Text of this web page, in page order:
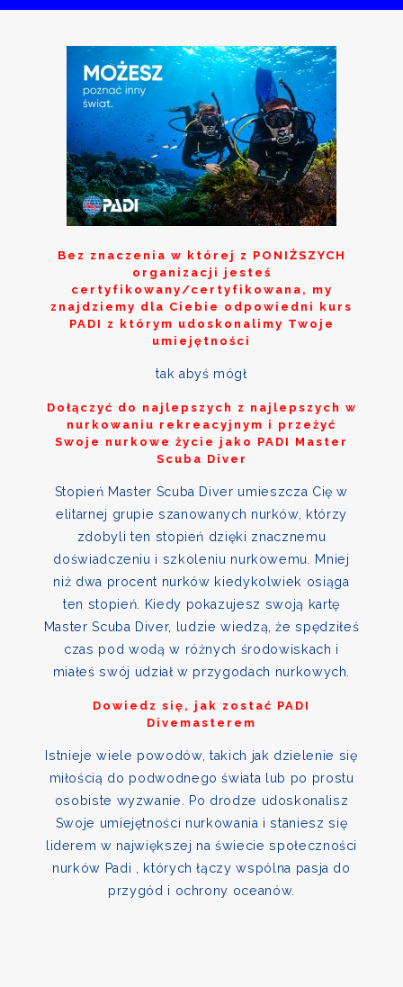
Bez znaczenia w której z PONIŻSZYCH
organizacji jesteś
certyfikowany/certyfikowana, my
znajdziemy dla Ciebie odpowiedni kurs
PADI z którym udoskonalimy Twoje
umiejętności
tak abyś mógł
Dołączyć do najlepszych z najlepszych w
nurkowaniu rekreacyjnym i przeżyć
Swoje nurkowe życie jako PADI Master
Scuba Diver
Stopień Master Scuba Diver umieszcza Cię w
elitarnej grupie szanowanych nurków, którzy
zdobyli ten stopień dzięki znacznemu
doświadczeniu i szkoleniu nurkowemu. Mniej
niż dwa procent nurków kiedykolwiek osiąga
ten stopień. Kiedy pokazujesz swoją kartę
Master Scuba Diver, ludzie wiedzą, że spędziłeś
czas pod wodą w różnych środowiskach i
miałeś swój udział w przygodach nurkowych.
Dowiedz się, jak zostać PADI
Divemasterem
Istnieje wiele powodów, takich jak dzielenie się
miłością do podwodnego świata lub po prostu
osobiste wyzwanie. Po drodze udoskonalisz
Swoje umiejętności nurkowania i staniesz się
liderem w największej na świecie społeczności
nurków Padi , których łączy wspólna pasja do
przygód i ochrony oceanów.